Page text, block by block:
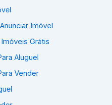
Imóvel
Grátis
Aluguel
Vender